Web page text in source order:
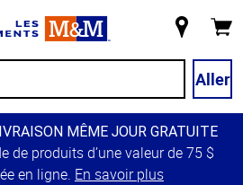
magasin
Aller
MÊME JOUR GRATUITE
de produits d’une valeur de 75 $
en ligne. En savoir plus